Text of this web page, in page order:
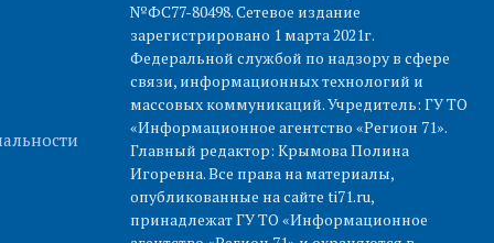
№ФС77-80498. Сетевое издание
зарегистрировано 1 марта 2021г.
Федеральной службой по надзору в сфере
связи, информационных технологий и
массовых коммуникаций. Учредитель: ГУ ТО
«Информационное агентство «Регион 71».
Главный редактор: Крымова Полина
Игоревна. Все права на материалы,
опубликованные на сайте ti71.ru,
принадлежат ГУ ТО «Информационное